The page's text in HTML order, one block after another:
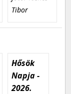
Tibor
Hősök
Napja -
2026.